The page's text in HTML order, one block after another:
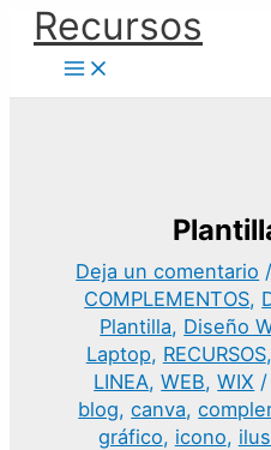
contenido
Recursos
Deja un comentario /
COMPLEMENTOS,
Plantilla, Diseño
Laptop, RECURSOS,
LINEA,WEB,WIX /
blog,canva,
gráfico, icono,